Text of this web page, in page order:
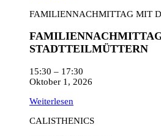
FAMILIENNACHMITTAG MIT
STADTTEILMÜTTERN
15:30 – 17:30
Oktober 1, 2026
Weiterlesen
CALISTHENICS